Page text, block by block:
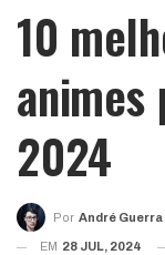
10
animes
2024
Por André Guerra
EM 28 JUL, 2024